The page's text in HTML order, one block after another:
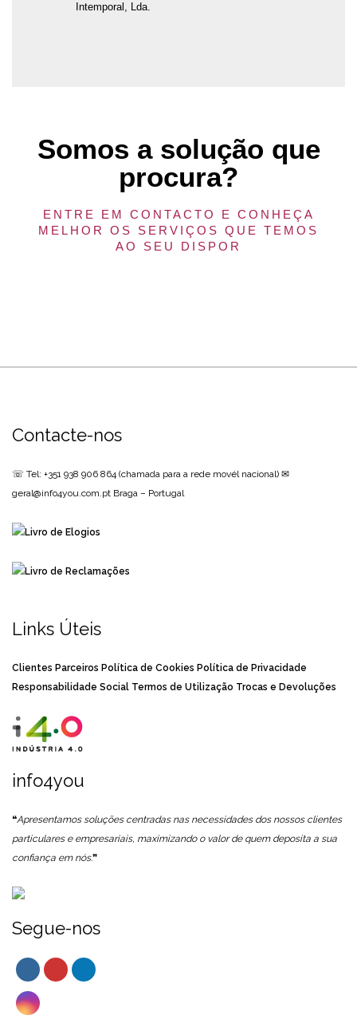
Intemporal, Lda.
Somos a solução que
procura?
ENTRE EM CONTACTO E CONHEÇA
MELHOR OS SERVIÇOS QUE TEMOS
AO SEU DISPOR
Contacte-nos
☏ Tel: +351 938 906 864 (chamada para a rede movél nacional) ✉
geral@info4you.com.pt Braga – Portugal
Links Úteis
Clientes Parceiros Política de Cookies Política de Privacidade
Responsabilidade Social Termos de Utilização Trocas e Devoluções
info4you
❝Apresentamos soluções centradas nas necessidades dos nossos clientes
particulares e empresariais, maximizando o valor de quem deposita a sua
confiança em nós.❞
Segue-nos